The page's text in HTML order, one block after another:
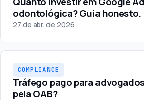
odontológica? Guia honesto.
27 de abr. de 2026
COMPLIANCE
Tráfego pago para
pela OAB?